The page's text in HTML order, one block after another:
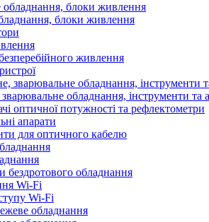
блоки живлення
живлення
обладнання, інструменти та
оптичної потужності та рефлектометри
апарати
для оптичного кабелю
бездротового обладнання
Wi-Fi
Wi-Fi